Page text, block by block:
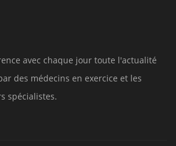
avec chaque jour toute l'actualité
des médecins en exercice et les
spécialistes.